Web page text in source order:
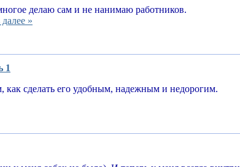
делаю сам и не нанимаю работников.
»
1
как сделать его удобным, надежным и недорогим.